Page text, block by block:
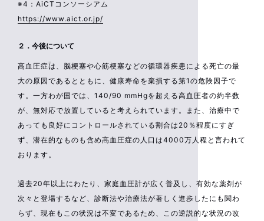
※4：AiCTコンソーシアム
https://www.aict.or.jp/
２．今後について
高血圧症は、脳梗塞や心筋梗塞などの循環器疾患による死亡の最
大の原因であるとともに、健康寿命を棄損する第1の危険因子で
す。一方わが国では、140/90 mmHgを超える高血圧者の約半数
が、無対応で放置していると考えられています。また、治療中で
あっても良好にコントロールされている割合は20％程度にすぎ
ず、潜在的なものも含め高血圧症の人口は4000万人程と言われて
おります。
過去20年以上にわたり、家庭血圧計が広く普及し、有効な薬剤が
次々と登場するなど、診断法や治療法が著しく進歩したにも関わ
らず、現在もこの状況は不変であるため、この逆説的な状況の改